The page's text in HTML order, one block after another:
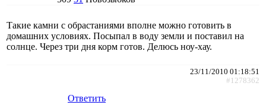
Такие камни с обрастаниями вполне можно готовить в
домашних условиях. Посыпал в воду земли и поставил на
солнце. Через три дня корм готов. Делюсь ноу-хау.
23/11/2010 01:18:51
#1278362
Ответить